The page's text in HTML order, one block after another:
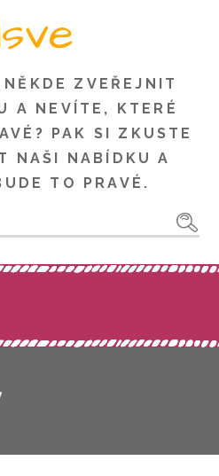
ZVEŘEJNIT
A NEVÍTE, KTERÉ
PAK SI ZKUSTE
NAŠI NABÍDKU A
TO PRAVÉ.